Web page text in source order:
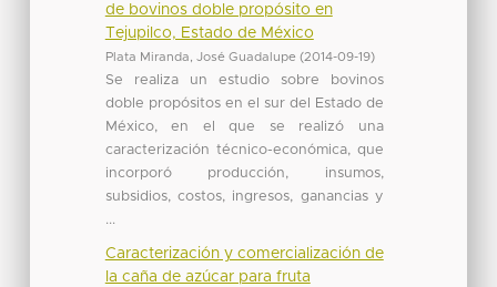
de bovinos doble propósito en
Tejupilco, Estado de México
Plata Miranda, José Guadalupe (2014-09-19)
Se realiza un estudio sobre bovinos
doble propósitos en el sur del Estado de
México, en el que se realizó una
caracterización técnico-económica, que
incorporó producción, insumos,
subsidios, costos, ingresos, ganancias y
...
Caracterización y comercialización de
la caña de azúcar para fruta